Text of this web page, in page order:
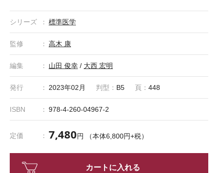
●『標準医学シリーズ 医学書院eテキスト版』は「基礎セット」「臨
●各セットは、該当する領域のタイトルをセットにしたもので、すべ
ての標準シリーズがセットになっているわけではございません。
シリーズ 標準医学
監修 高木 康
編集 山田 俊幸 / 大西 宏明
発行 2023年02月 判型： B5 頁： 448
ISBN 978-4-260-04967-2
定価 7,480円 （本体6,800円+税）
カートに入れる